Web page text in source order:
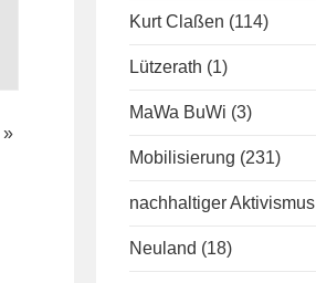
»
Kurt Claßen (114)
Lützerath (1)
MaWa BuWi (3)
Mobilisierung (231)
nachhaltiger Aktivismus
Neuland (18)